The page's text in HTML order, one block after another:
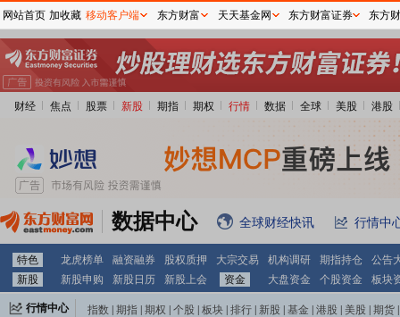
财经 焦点 股票 新股 期指 期权 行情 数据 全球 美股 港股
数据中心 全球财经快讯 行情中
特色 龙虎榜单 融资融券 股权质押 大宗交易 机构调研 期指持仓
公告
新股
新股申购 新股日历 新股上会 资金 大盘资金 个股资金 板块
行情中心 指数 期指 期权 个股 板块 排行 新股 基金 港股 美股 期货
网站首页 加收藏 移动客户端 东方财富 天天基金网 东方财富证券 东方